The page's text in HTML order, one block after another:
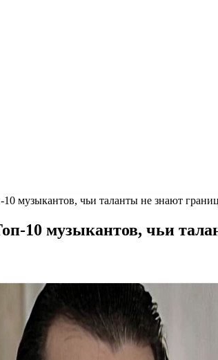
музыкантов, чьи таланты не знают
10 музыкантов, чьи